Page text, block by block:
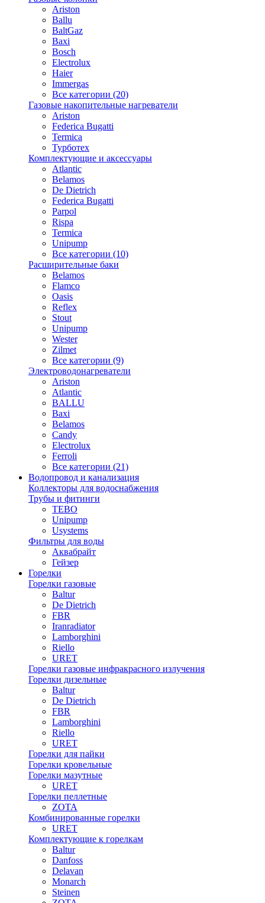
Ariston
Ballu
BaltGaz
Baxi
Bosсh
Electrolux
Haier
Immergas
Все категории (20)
Газовые накопительные нагреватели
Ariston
Federica Bugatti
Termica
Турботех
Комплектующие и аксессуары
Atlantic
Belamos
De Dietrich
Federica Bugatti
Parpol
Rispa
Termica
Unipump
Все категории (10)
Расширительные баки
Belamos
Flamco
Oasis
Reflex
Stout
Unipump
Wester
Zilmet
Все категории (9)
Электроводонагреватели
Ariston
Atlantic
BALLU
Baxi
Belamos
Candy
Electrolux
Ferroli
Все категории (21)
Водопровод и канализация
Коллекторы для водоснабжения
Трубы и фитинги
TEBO
Unipump
Usystems
Фильтры для воды
Аквабрайт
Гейзер
Горелки
Горелки газовые
Baltur
De Dietrich
FBR
Iranradiator
Lamborghini
Riello
URET
Горелки газовые инфракрасного излучения
Горелки дизельные
Baltur
De Dietrich
FBR
Lamborghini
Riello
URET
Горелки для пайки
Горелки кровельные
Горелки мазутные
URET
Горелки пеллетные
ZOTA
Комбинированные горелки
URET
Комплектующие к горелкам
Baltur
Danfoss
Delavan
Monarch
Steinen